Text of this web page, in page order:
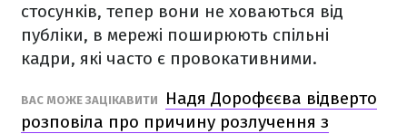
стосунків, тепер вони не ховаються від
публіки, в мережі поширюють спільні
кадри, які часто є провокативними.
ВАС МОЖЕ ЗАЦІКАВИТИ
Надя Дорофєєва відверто
розповіла про причину розлучення з